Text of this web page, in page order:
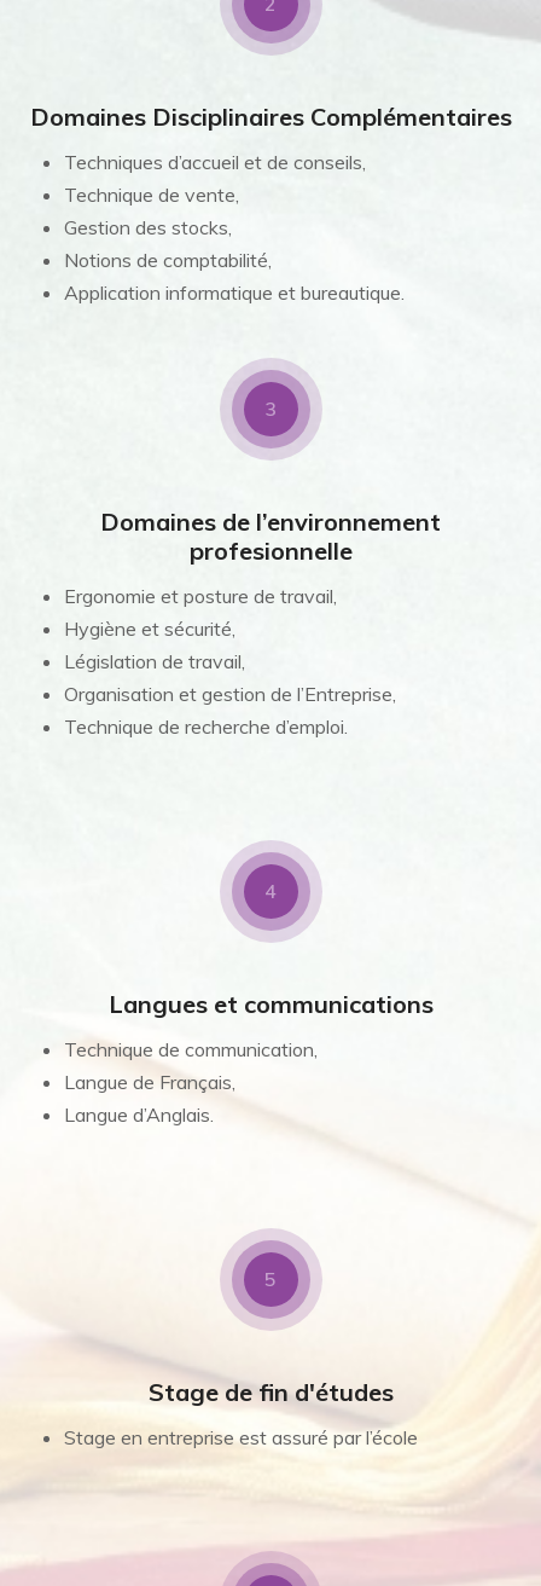
Domaines Disciplinaires Complémentaires
Techniques d’accueil et de conseils,
Technique de vente,
Gestion des stocks,
Notions de comptabilité,
Application informatique et bureautique.
3
Domaines de l’environnement
profesionnelle
Ergonomie et posture de travail,
Hygiène et sécurité,
Législation de travail,
Organisation et gestion de l’Entreprise,
Technique de recherche d’emploi.
4
Langues et communications
Technique de communication,
Langue de Français,
Langue d’Anglais.
5
Stage de fin d'études
Stage en entreprise est assuré par l’école